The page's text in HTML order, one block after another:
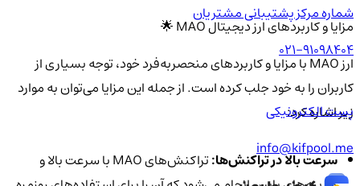
مزایا و کاربردهای ارز دیجیتال MAO 🌟
ارز MAO با مزایا و کاربردهای منحصربه‌فرد خود، توجه بسیاری از
کاربران را به خود جلب کرده است. از جمله این مزایا می‌توان به موارد
زیر اشاره کرد:
سرعت بالا در تراکنش‌ها:
تراکنش‌های MAO با سرعت بالا و
شماره مرکز پشتیبانی مشتریان
021-91098404
پست الکترونیکی
info@kifpool.me